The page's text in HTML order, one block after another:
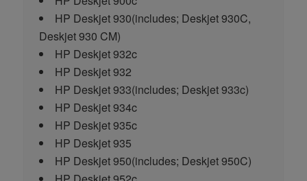
HP Deskjet 930(includes; Deskjet 930C,
Deskjet 930 CM)
HP Deskjet 932c
HP Deskjet 932
HP Deskjet 933(includes; Deskjet 933c)
HP Deskjet 934c
HP Deskjet 935c
HP Deskjet 935
HP Deskjet 950(includes; Deskjet 950C)